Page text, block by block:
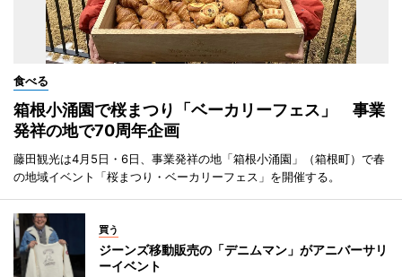
食べる
箱根小涌園で桜まつり「ベーカリーフェス」 事業
発祥の地で70周年企画
藤田観光は4月5日・6日、事業発祥の地「箱根小涌園」（箱根町）で春
の地域イベント「桜まつり・ベーカリーフェス」を開催する。
買う
ジーンズ移動販売の「デニムマン」がアニバーサリ
ーイベント